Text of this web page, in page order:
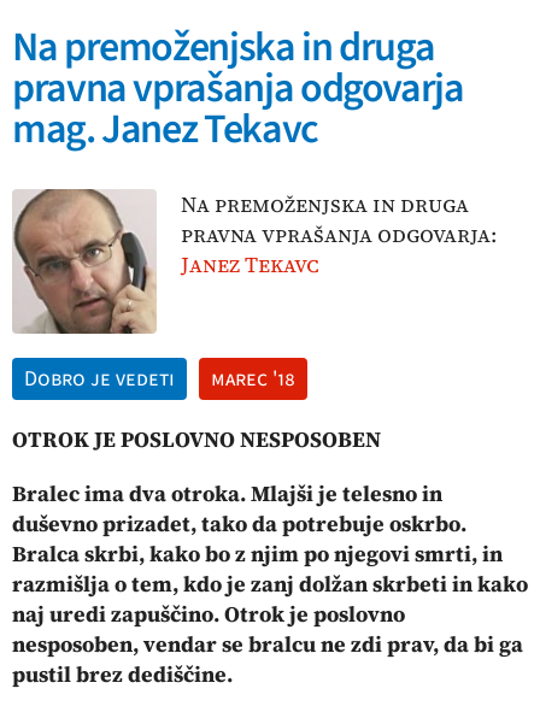
Na premoženjska in druga
pravna vprašanja odgovarja
mag. Janez Tekavc
Na premoženjska in druga
pravna vprašanja odgovarja:
Janez Tekavc
Dobro je vedeti
marec '18
OTROK JE POSLOVNO NESPOSOBEN
Bralec ima dva otroka. Mlajši je telesno in
duševno prizadet, tako da potrebuje oskrbo.
Bralca skrbi, kako bo z njim po njegovi smrti, in
razmišlja o tem, kdo je zanj dolžan skrbeti in kako
naj uredi zapuščino. Otrok je poslovno
nesposoben, vendar se bralcu ne zdi prav, da bi ga
pustil brez dediščine.